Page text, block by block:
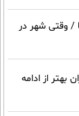
/ وقتی شهر در
بهتر از ادامه